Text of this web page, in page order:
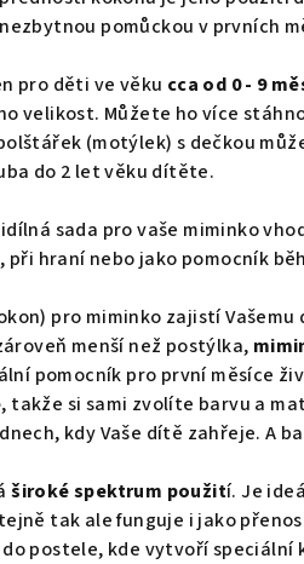
pomůckou v prvních
pro děti ve věku cca od 0 - 9
velikost. Můžete ho více
(motýlek) s dečkou
do 2 let věku dítěte.
sada pro vaše miminko
při hraní nebo jako pomocník
pro miminko zajistí
menší než postýlka,
pomocník pro první měsíce
, takže si sami zvolíte barvu a
kdy Vaše dítě zahřeje. A
široké spektrum použití. Je
tak ale funguje i jako
postele, kde vytvoří speciální